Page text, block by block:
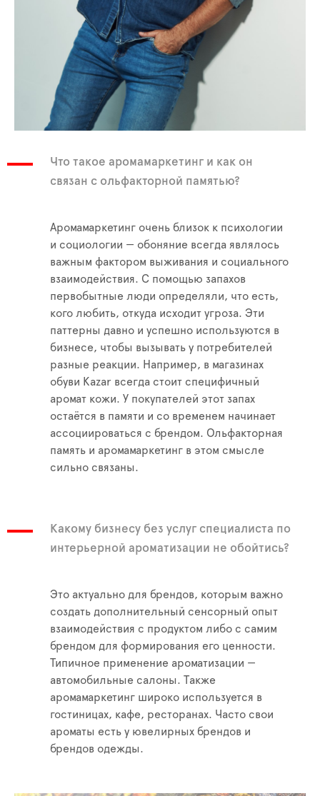
Что такое аромамаркетинг и как он
связан с ольфакторной памятью?
Аромамаркетинг очень близок к психологии
и социологии — обоняние всегда являлось
важным фактором выживания и социального
взаимодействия. С помощью запахов
первобытные люди определяли, что есть,
кого любить, откуда исходит угроза. Эти
паттерны давно и успешно используются в
бизнесе, чтобы вызывать у потребителей
разные реакции. Например, в магазинах
обуви Kazar всегда стоит специфичный
аромат кожи. У покупателей этот запах
остаётся в памяти и со временем начинает
ассоциироваться с брендом. Ольфакторная
память и аромамаркетинг в этом смысле
сильно связаны.
Какому бизнесу без услуг специалиста по
интерьерной ароматизации не обойтись?
Это актуально для брендов, которым важно
создать дополнительный сенсорный опыт
взаимодействия с продуктом либо с самим
брендом для формирования его ценности.
Типичное применение ароматизации —
автомобильные салоны. Также
аромамаркетинг широко используется в
гостиницах, кафе, ресторанах. Часто свои
ароматы есть у ювелирных брендов и
брендов одежды.